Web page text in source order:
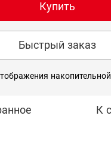
Купить
Быстрый заказ
К